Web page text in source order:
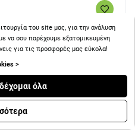
Επικαλυπτική Κρέμα Mε
Με Τάση Ακμής, 30ml
του site μας, για την ανάλυση
να σου παρέχουμε εξατομικευμένη
για τις προσφορές μας εύκολα!
>
όλα